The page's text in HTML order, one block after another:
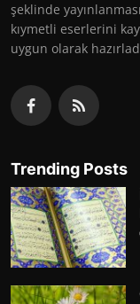
şeklinde
kıymetli eserlerini
uygun olarak
Trending Posts